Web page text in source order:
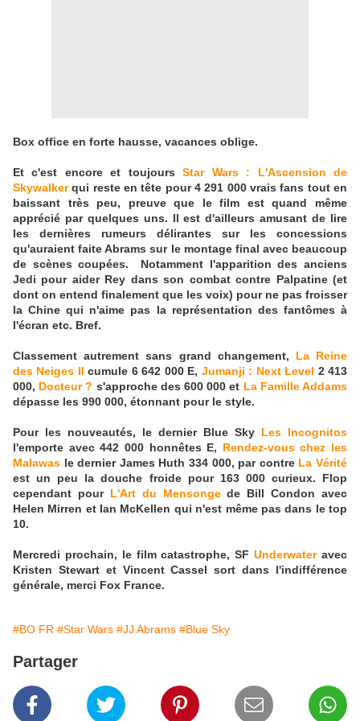
Box office en forte hausse, vacances oblige.
Et c'est encore et toujoursStar Wars : L'Ascension de
Skywalkerqui reste en tête pour 4 291 000 vrais fans tout en
baissant très peu, preuve que le film est quand même
apprécié par quelques uns. Il est d'ailleurs amusant de lire
les dernières rumeurs délirantes sur les concessions
qu'auraient faite Abrams sur le montage final avec beaucoup
de scènes coupées. Notamment l'apparition des anciens
Jedi pour aider Rey dans son combat contre Palpatine (et
dont on entend finalement que les voix) pour ne pas froisser
la Chine qui n'aime pas la représentation des fantômes à
l'écran etc. Bref.
Classement autrement sans grand changement, La Reine
des Neiges II cumule 6 642 000 E, Jumanji : Next Level 2 413
000, Docteur ? s'approche des 600 000 et La Famille Addams
dépasse les 990 000, étonnant pour le style.
Pour les nouveautés, le dernier Blue Sky Les Incognitos
l'emporte avec 442 000 honnêtes E, Rendez-vous chez les
Malawas le dernier James Huth 334 000, par contre La Vérité
est un peu la douche froide pour 163 000 curieux. Flop
cependant pour L'Art du Mensongede Bill Condon avec
Helen Mirren et Ian McKellen qui n'est même pas dans le top
10.
Mercredi prochain, le film catastrophe, SFUnderwateravec
Kristen Stewart et Vincent Cassel sort dans l'indifférence
générale, merci Fox France.
#BO FR #Star Wars #JJ Abrams #Blue Sky
Partager